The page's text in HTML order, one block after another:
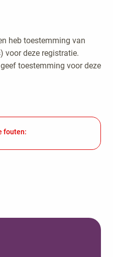
heb toestemming van
voor deze registratie.
toestemming voor deze
fouten: